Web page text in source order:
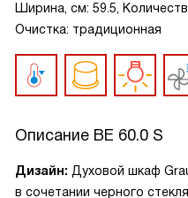
Ширина, см: 59.5,
Очистка: традиционная
Описание BE 60.0 S
Дизайн: Духовой шкаф
в сочетании черного